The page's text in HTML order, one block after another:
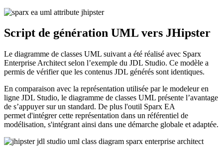
Script de génération UML vers JHipster
Le diagramme de classes UML suivant a été réalisé avec Sparx
Enterprise Architect selon l’exemple du JDL Studio. Ce modèle a
permis de vérifier que les contenus JDL générés sont identiques.
En comparaison avec la représentation utilisée par le modeleur en
ligne JDL Studio, le diagramme de classes UML présente l’avantage
de s’appuyer sur un standard. De plus l'outil Sparx EA
permet d'intégrer cette représentation dans un référentiel de
modélisation, s'intégrant ainsi dans une démarche globale et adaptée.